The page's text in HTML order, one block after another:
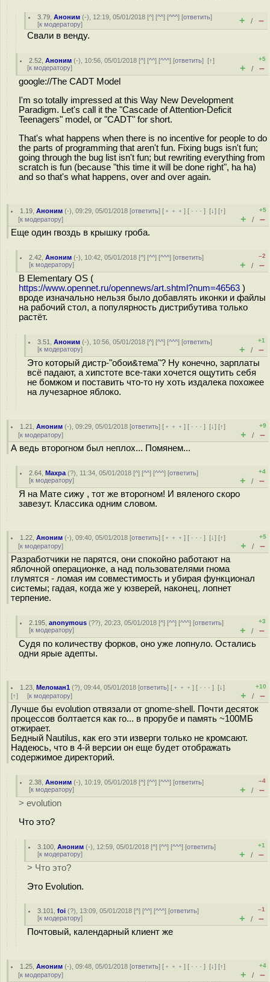
3.79 ,Аноним (-), 12:19, 05/01/2018 [^] [^^] [^^^] [ответить]
[к модератору] + / –
Свали в венду.
2.52 ,Аноним (-), 10:56, 05/01/2018 [^] [^^] [^^^] [ответить][↑]
[к модератору]
+5
+ / –
google://The CADT Model
I'm so totally impressed at this Way New Development
Paradigm. Let's call it the "Cascade of Attention-Deficit
Teenagers" model, or "CADT" for short.
That's what happens when there is no incentive for people to do
the parts of programming that aren't fun. Fixing bugs isn't fun;
going through the bug list isn't fun; but rewriting everything from
scratch is fun (because "this time it will be done right", ha ha)
and so that's what happens, over and over again.
1.19 ,Аноним (-), 09:29, 05/01/2018 [ответить] [ ﹢﹢﹢] [ · · ·][↓] [↑]
[к модератору]
+5
+ / –
Еще один гвоздь в крышку гроба.
2.42 ,Аноним (-), 10:42, 05/01/2018 [^] [^^] [^^^] [ответить]
[к модератору]
–2
+ / –
В Elementary OS (
https://www.opennet.ru/opennews/art.shtml?num=46563 )
вроде изначально нельзя было добавлять иконки и файлы
на рабочий стол, а популярность дистрибутива только
растёт.
3.51 ,Аноним (-), 10:56, 05/01/2018 [^] [^^] [^^^] [ответить]
[к модератору]
+1
+ / –
Это который дистр-"обои&тема"? Ну конечно, зарплаты
всё падают, а хипстоте все-таки хочется ощутить себя
не бомжом и поставить что-то ну хоть издалека похожее
на лучезарное яблоко.
1.21 ,Аноним (-), 09:29, 05/01/2018 [ответить] [ ﹢﹢﹢] [ · · ·][↓] [↑]
[к модератору]
+9
+ / –
А ведь второгном был неплох... Помянем...
2.64 ,Махра (?), 11:34, 05/01/2018 [^] [^^] [^^^] [ответить]
[к модератору]
+4
+ / –
Я на Мате сижу , тот же второгном! И вяленого скоро
завезут. Классика одним словом.
1.22 ,Аноним (-), 09:40, 05/01/2018 [ответить] [ ﹢﹢﹢] [ · · ·][↓] [↑]
[к модератору]
+5
+ / –
Разработчики не парятся, они спокойно работают на
яблочной операционке, а над пользователями гнома
глумятся - ломая им совместимость и убирая функционал
системы; гадая, когда же у юзверей, наконец, лопнет
терпение.
2.195 ,anonymous (??), 20:23, 05/01/2018 [^] [^^] [^^^] [ответить]
[к модератору]
+3
+ / –
Судя по количеству форков, оно уже лопнуло. Остались
одни ярые адепты.
1.23 ,Меломан1 (?), 09:44, 05/01/2018 [ответить] [ ﹢﹢﹢] [ · · ·][↓]
[↑] [к модератору]
+10
+ / –
Лучше бы evolution отвязали от gnome-shell. Почти десяток
процессов болтается как го... в прорубе и память ~100МБ
отжирает.
Бедный Nautilus, как его эти изверги только не кромсают.
Надеюсь, что в 4-й версии он еще будет отображать
содержимое директорий.
2.38 ,Аноним (-), 10:19, 05/01/2018 [^] [^^] [^^^] [ответить]
[к модератору]
–4
+ / –
> evolution
Что это?
3.100 ,Аноним (-), 12:59, 05/01/2018 [^] [^^] [^^^] [ответить]
[к модератору]
+1
+ / –
> Что это?
Это Evolution.
3.101 ,foi (?), 13:09, 05/01/2018 [^] [^^] [^^^] [ответить]
[к модератору]
–1
+ / –
Почтовый, календарный клиент же
1.25 ,Аноним (-), 09:48, 05/01/2018 [ответить] [ ﹢﹢﹢] [ · · ·][↓] [↑]
[к модератору]
+4
+ / –